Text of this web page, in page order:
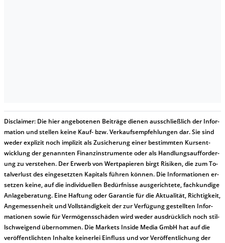
Dis­clai­mer: Die hier an­ge­bo­te­nen Bei­trä­ge die­nen aus­schließ­lich der In­for­
ma­t­ion und stel­len kei­ne Kauf- bzw. Ver­kaufs­em­pfeh­lung­en dar. Sie sind
we­der ex­pli­zit noch im­pli­zit als Zu­sich­er­ung ei­ner be­stim­mt­en Kurs­ent­
wick­lung der ge­nan­nt­en Fi­nanz­in­stru­men­te oder als Handl­ungs­auf­for­der­
ung zu ver­steh­en. Der Er­werb von Wert­pa­pier­en birgt Ri­si­ken, die zum To­
tal­ver­lust des ein­ge­setz­ten Ka­pi­tals füh­ren kön­nen. Die In­for­ma­tion­en er­
setz­en kei­ne, auf die in­di­vi­du­el­len Be­dür­fnis­se aus­ge­rich­te­te, fach­kun­di­ge
An­la­ge­be­ra­tung. Ei­ne Haf­tung oder Ga­ran­tie für die Ak­tu­ali­tät, Rich­tig­keit,
An­ge­mes­sen­heit und Vol­lständ­ig­keit der zur Ver­fü­gung ge­stel­lt­en In­for­
ma­tion­en so­wie für Ver­mö­gens­schä­den wird we­der aus­drück­lich noch stil­
lschwei­gend über­nom­men. Die Mar­kets In­side Me­dia GmbH hat auf die
ver­öf­fent­lich­ten In­hal­te kei­ner­lei Ein­fluss und vor Ver­öf­fent­lich­ung der